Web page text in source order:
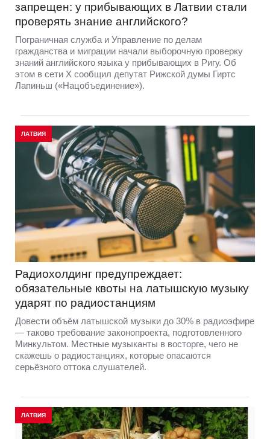
запрещен: у прибывающих в Латвии стали
проверять знание английского?
Пограничная служба и Управление по делам
гражданства и миграции начали выборочную проверку
знаний английского языка у прибывающих в Ригу. Об
этом в сети Х сообщил депутат Рижской думы Гиртс
Лапиньш («Нацобъединение»).
ЛАТВИЯ
Радиохолдинг предупреждает:
обязательные квоты на латышскую музыку
ударят по радиостанциям
Довести объём латышской музыки до 30% в радиоэфире
— таково требование законопроекта, подготовленного
Минкультом. Местные музыканты в восторге, чего не
скажешь о радиостанциях, которые опасаются
серьёзного оттока слушателей.
ЛАТВИЯ